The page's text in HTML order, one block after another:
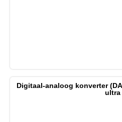
Digitaal-analoog konverter
ultra